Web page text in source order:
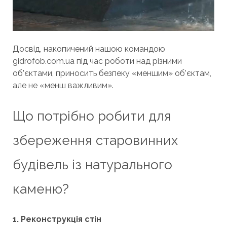
Досвід, накопичений нашою командою
gidrofob.com.ua під час роботи над різними
об’єктами, приносить безпеку «меншим» об’єктам,
але не «менш важливим».
Що потрібно робити для
збереження старовинних
будівель із натурального
каменю?
1. Реконструкція стін